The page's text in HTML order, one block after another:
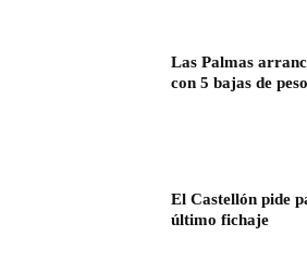
Las Palmas
con 5 bajas de peso
El Castellón pide
último fichaje